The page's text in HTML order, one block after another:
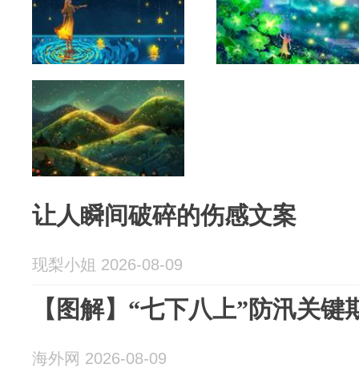
让人瞬间破碎的伤感文案
现梨小姐 2026-08-09
【图解】“七下八上”防汛关
海外网 2026-08-09